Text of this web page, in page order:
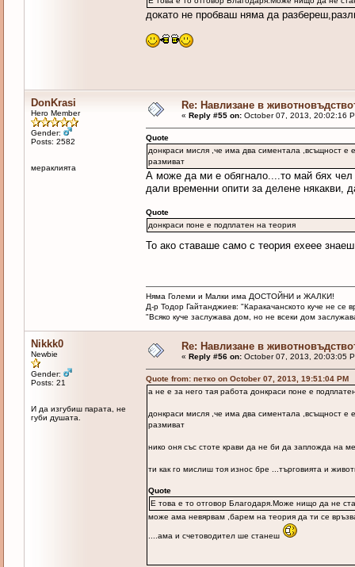
докато не пробваш няма да
DonKrasi
Hero Member
Gender:
Posts: 2582
мераклията
Re: Навлизане в
« Reply #55 on:October 07, 2013, 20:02:16
Quote
донкраси мисля ,че има два симентала ,всъщност е
размиват
А може да ми е обягнало....то май бях
дали временни опити за делене някакви,
Quote
донкраси поне е подплатен на теория
То ако ставаше само с теория ехеее
Няма Големи и Малки има ДОСТОЙНИ и ЖАЛКИ!
Д-р Тодор Гайтанджиев: "Каракачанското куче не
"Всяко куче заслужава дом, но не всеки дом
Nikkk0
Newbie
Gender:
Posts: 21
И да изгубиш парата, не
губи душата.
Re: Навлизане в
« Reply #56 on:October 07, 2013, 20:03:05
Quote from: петко on October 07, 2013, 19:51:04 PM
а не е за него тая работа донкраси поне е
донкраси мисля ,че има два симентала ,всъщност е
размиват
нико оня със стоте крави да не би да запложда на
ти как го мислиш тоя износ бре ...търговията и
Quote
Е това е то отговор Благодаря.Може нищо да не
може ама невярвам ,барем на теория да ти се
....ама и счетоводител ше станеш